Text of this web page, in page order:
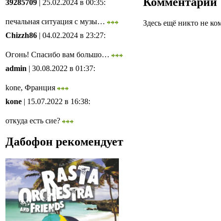
39285709 | 25.02.2024 в 00:35:
печальная ситуация с музы…
Chizzh86 | 04.02.2024 в 23:27:
Огонь! Спасибо вам большо…
admin | 30.08.2022 в 01:37:
kone, Франция
kone | 15.07.2022 в 16:38:
откуда есть сие?
Дабофон рекомендует
Здесь ещё никто не